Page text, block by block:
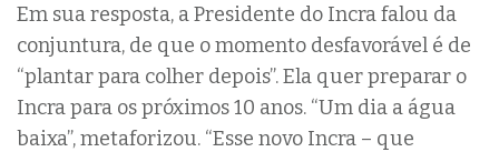
Em sua resposta, a Presidente do Incra falou da
conjuntura, de que o momento desfavorável é de
“plantar para colher depois”. Ela quer preparar o
Incra para os próximos 10 anos. “Um dia a água
baixa”, metaforizou. “Esse novo Incra – que